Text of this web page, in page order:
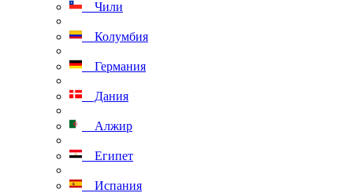
Чили
Колумбия
Германия
Дания
Алжир
Египет
Испания